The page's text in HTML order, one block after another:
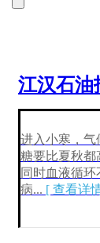
江汉石油
进入小寒，气
糖要比夏秋都
同时血液循
病... [ 查看详